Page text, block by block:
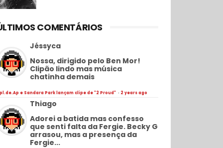
COMENTÁRIOS
Jéssyca
Nossa, dirigido pelo Ben Mor!
Clipão lindo mas música
chatinha demais
e Sandara Park lançam clipe de "2 Proud" · 2 years ago
Thiago
Adorei a batida mas confesso
que senti falta da Fergie. Becky G
arrasou, mas a presença da
Fergie...